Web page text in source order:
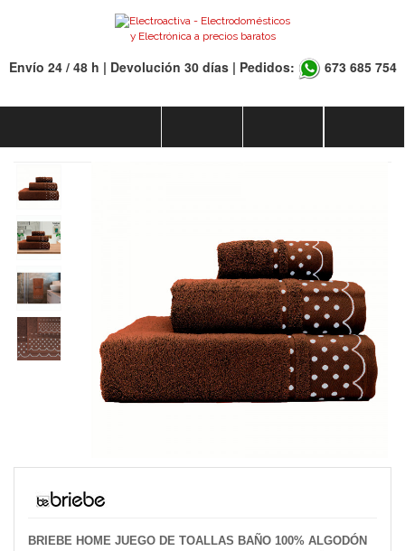
Envío 24 / 48 h | Devolución 30 días | Pedidos: 673 685 754
BRIEBE HOME JUEGO DE TOALLAS BAÑO 100% ALGODÓN